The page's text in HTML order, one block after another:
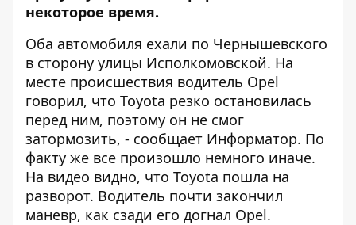
некоторое время.
Оба автомобиля ехали по Чернышевского
в сторону улицы Исполкомовской. На
месте происшествия водитель Opel
говорил, что Toyota резко остановилась
перед ним, поэтому он не смог
затормозить, - сообщает Информатор. По
факту же все произошло немного иначе.
На видео видно, что Toyota пошла на
разворот. Водитель почти закончил
маневр, как сзади его догнал Opel.